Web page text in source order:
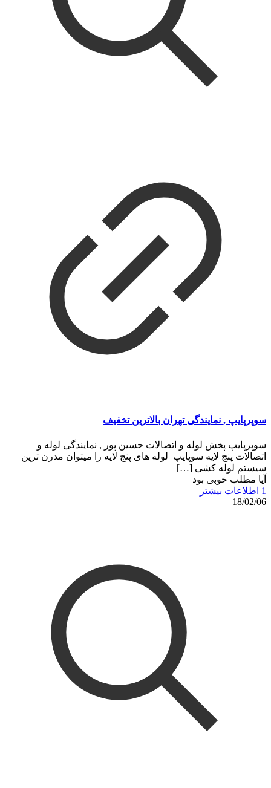
سوپرپایپ , نمایندگی تهران بالاترین تخفیف
سوپرپایپ پخش لوله و اتصالات حسین پور , نمایندگی لوله و
اتصالات پنج لایه سوپایپ لوله های پنج لایه را میتوان مدرن ترین
سیستم لوله کشی […]
آیا مطلب خوبی بود
1 اطلاعات بیشتر
18/02/06